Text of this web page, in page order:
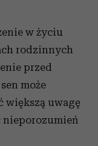
w życiu
rodzinnych
przed
może
większą uwagę
nieporozumień